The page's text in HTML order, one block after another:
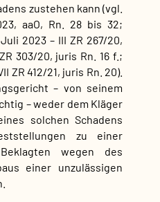
zustehen kann (vgl.
aaO, Rn. 28 bis 32;
2023 – III ZR 267/20,
303/20, juris Rn. 16 f.;
ZR 412/21, juris Rn. 20).
– von seinem
– weder dem Kläger
solchen Schadens
zu einer
wegen des
einer unzulässigen